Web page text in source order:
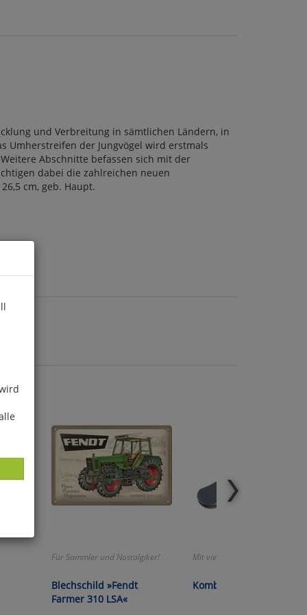
und Verbreitung in sämtlichen Ländern, in
Umherstreifen der Jungvögel wird erstmals
Abschnitte befassen sich mit der
dabei die zahlreichen neuen
cm, geb. Haupt.
Für Sammler und Nostalgiker!
Blechschild »Fendt
Farmer 310 LSA«
Mit vier Funktionen!
Kombiöffner »Propeller«